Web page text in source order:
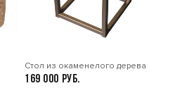
Стол из окаменелого дерева
169 000